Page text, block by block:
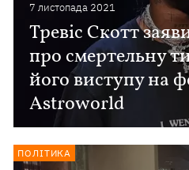
7 листопада 2021
Тревіс Скотт
про смертельну
його виступу на
Astroworld
ПОЛІТИКА